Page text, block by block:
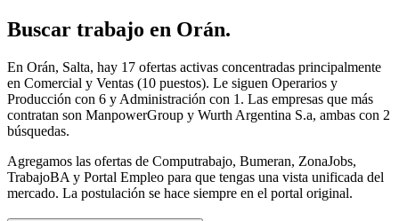
Buscar trabajo en Orán.
En Orán, Salta, hay 17 ofertas activas concentradas principalmente
en Comercial y Ventas (10 puestos). Le siguen Operarios y
Producción con 6 y Administración con 1. Las empresas que más
contratan son ManpowerGroup y Wurth Argentina S.a, ambas con 2
búsquedas.
Agregamos las ofertas de Computrabajo, Bumeran, ZonaJobs,
TrabajoBA y Portal Empleo para que tengas una vista unificada del
mercado. La postulación se hace siempre en el portal original.